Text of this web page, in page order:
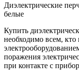
Диэлектрические
белые
Купить
необходимо всем,
поражения
при контакте с